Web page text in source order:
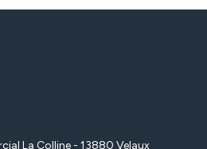
La Colline - 13880 Velaux